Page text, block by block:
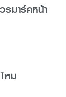
รมาร์คหน้า
หม